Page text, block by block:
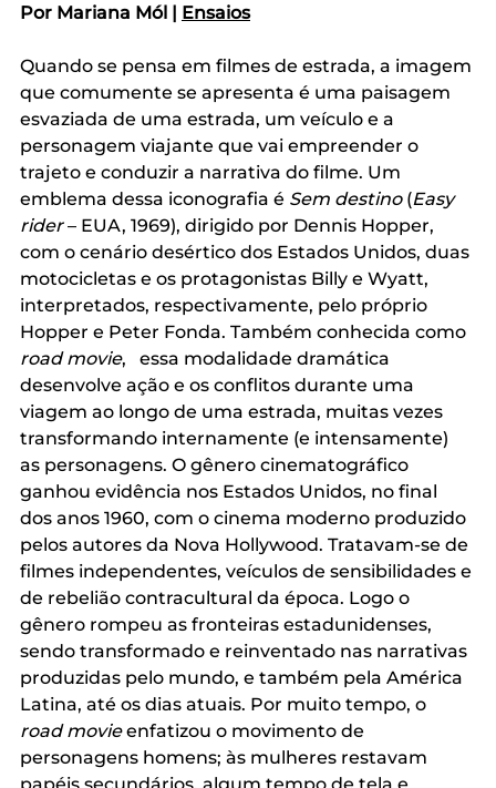
Por Mariana Mól | Ensaios
Quando se pensa em filmes de estrada, a imagem
que comumente se apresenta é uma paisagem
esvaziada de uma estrada, um veículo e a
personagem viajante que vai empreender o
trajeto e conduzir a narrativa do filme. Um
emblema dessa iconografia é Sem destino (Easy
rider – EUA, 1969), dirigido por Dennis Hopper,
com o cenário desértico dos Estados Unidos, duas
motocicletas e os protagonistas Billy e Wyatt,
interpretados, respectivamente, pelo próprio
Hopper e Peter Fonda. Também conhecida como
road movie,   essa modalidade dramática
desenvolve ação e os conflitos durante uma
viagem ao longo de uma estrada, muitas vezes
transformando internamente (e intensamente)
as personagens. O gênero cinematográfico
ganhou evidência nos Estados Unidos, no final
dos anos 1960, com o cinema moderno produzido
pelos autores da Nova Hollywood. Tratavam-se de
filmes independentes, veículos de sensibilidades e
de rebelião contracultural da época. Logo o
gênero rompeu as fronteiras estadunidenses,
sendo transformado e reinventado nas narrativas
produzidas pelo mundo, e também pela América
Latina, até os dias atuais. Por muito tempo, o
road movie enfatizou o movimento de
personagens homens; às mulheres restavam